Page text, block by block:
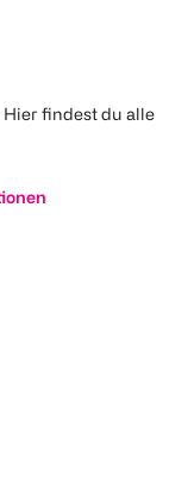
findest du alle